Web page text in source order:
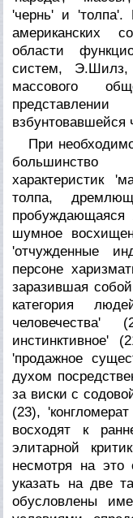
'чернь' и 'толпа'.
американских
области
систем, Э.Шилз,
массового
взбунтовавшейся
При
большинство
характеристик
толпа,
шумное
'отчужденные
персоне
заразившая
категория
инстинктивное'
'продажное
духом
за виски с
(23),
восходят к
элитарной
несмотря на это
указать на две
обусловлены